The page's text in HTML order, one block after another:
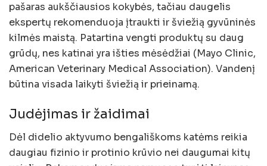
pašaras aukščiausios kokybės, tačiau daugelis
ekspertų rekomenduoja įtraukti ir šviežią gyvūninės
kilmės maistą. Patartina vengti produktų su daug
grūdų, nes katinai yra išties mėsėdžiai (Mayo Clinic,
American Veterinary Medical Association). Vandenį
būtina visada laikyti šviežią ir prieinamą.
Judėjimas ir žaidimai
Dėl didelio aktyvumo bengališkoms katėms reikia
daugiau fizinio ir protinio krūvio nei daugumai kitų